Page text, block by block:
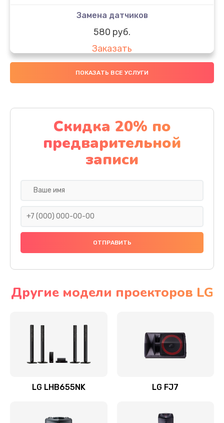
Замена датчиков
580 руб.
Заказать
Комплексная чистка
Заказать
Замена дисплея (экрана)
2000 руб.
Заказать
Ремонт платы электроники
Прошивка
Ремонт / замена кнопок, клавиш, индикаторов,
ПОКАЗАТЬ ВСЕ УСЛУГИ
Скидка 20% по
предварительной
записи
Другие модели проекторов LG
LG LHB655NK LG FJ7